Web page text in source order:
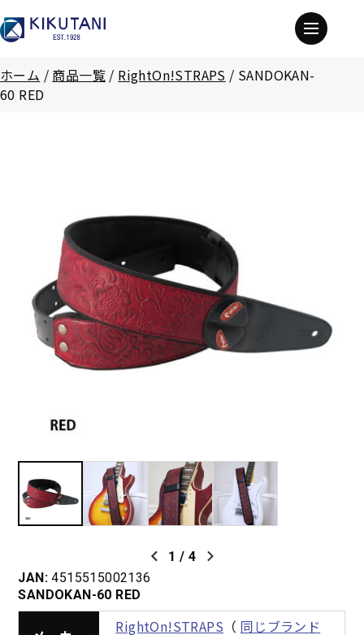
ホーム / 商品一覧 / RightOn!STRAPS / SANDOKAN-
60 RED
1 / 4
JAN: 4515515002136
SANDOKAN-60 RED
RightOn!STRAPS （ 同じブランド